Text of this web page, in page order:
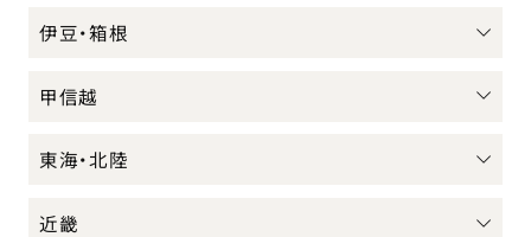
伊豆・箱根
甲信越
東海・北陸
近畿